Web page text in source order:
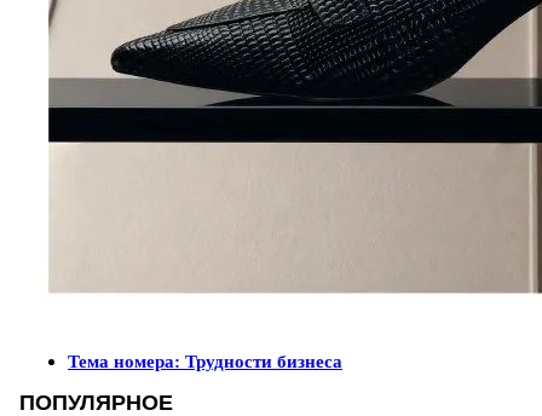
Тема номера: Трудности бизнеса
ПОПУЛЯРНОЕ